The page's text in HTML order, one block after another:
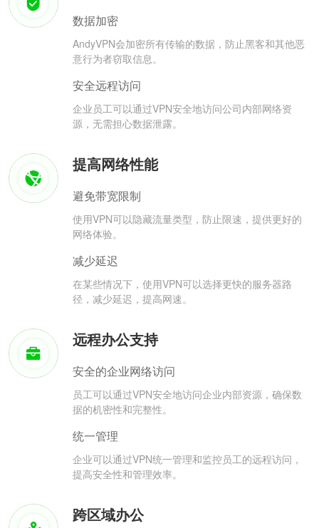
数据加密
AndyVPN会加密所有传输的数据，防止黑客和其他恶
意行为者窃取信息。
安全远程访问
企业员工可以通过VPN安全地访问公司内部网络资
源，无需担心数据泄露。
提高网络性能
避免带宽限制
使用VPN可以隐藏流量类型，防止限速，提供更好的
网络体验。
减少延迟
在某些情况下，使用VPN可以选择更快的服务器路
径，减少延迟，提高网速。
远程办公支持
安全的企业网络访问
员工可以通过VPN安全地访问企业内部资源，确保数
据的机密性和完整性。
统一管理
企业可以通过VPN统一管理和监控员工的远程访问，
提高安全性和管理效率。
跨区域办公